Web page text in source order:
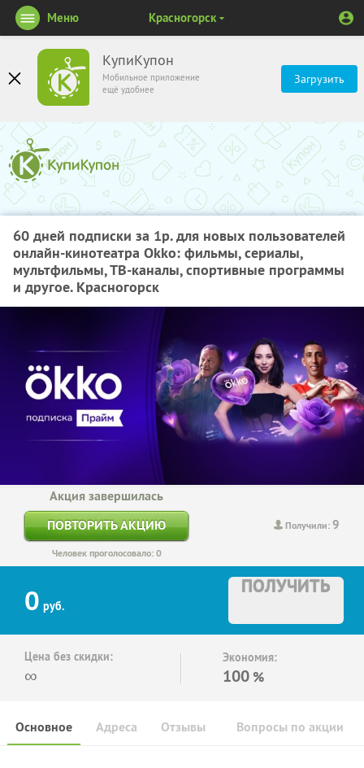
КупиКупон
Мобильное приложение
ещё удобнее
Загрузить
Меню Красногорск
60 дней подписки за 1р. для новых пользователей
онлайн-кинотеатра Okko: фильмы, сериалы,
мультфильмы, ТВ-каналы, спортивные программы
и другое. Красногорск
Получили:9
Акция завершилась
ПОВТОРИТЬ АКЦИЮ
Человек проголосовало: 0
0 руб.
ПОЛУЧИТЬ
Цена без скидки:
∞
Экономия:
100 %
Основное Отзывы Вопросы по акции
Адреса